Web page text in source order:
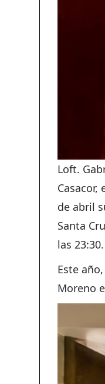
Loft.
de abril
Santa
las 23:30.
Este
Moreno